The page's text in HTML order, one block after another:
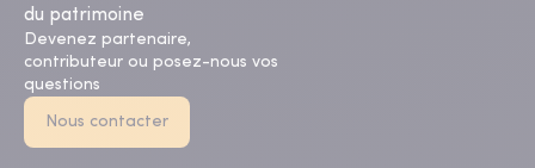
du patrimoine
Devenez partenaire,
contributeur ou posez-nous vos
questions
Nous contacter